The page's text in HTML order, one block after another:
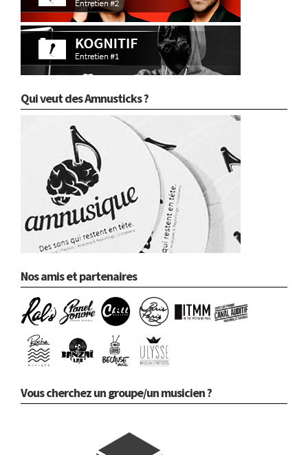
Qui veut des Amnusticks ?
Nos amis et partenaires
Vous cherchez un groupe/un musicien ?